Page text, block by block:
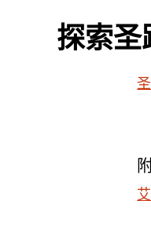
探索圣